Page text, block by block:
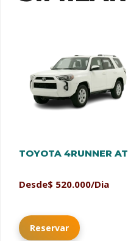
TOYOTA 4RUNNER AT
Desde$ 520.000/Dia
Reservar